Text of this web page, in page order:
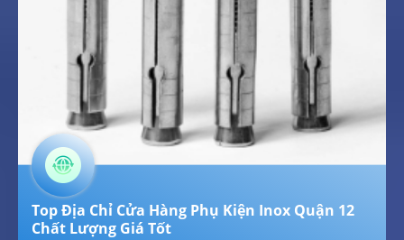
Top Địa Chỉ Cửa Hàng Phụ Kiện Inox Quận 12
Chất Lượng Giá Tốt